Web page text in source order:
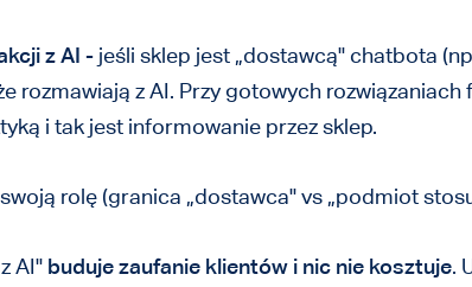
z AI - jeśli sklep jest „dostawcą" chatbota
rozmawiają z AI. Przy gotowych
i tak jest informowanie przez sklep.
rolę (granica „dostawca" vs „podmiot
AI" buduje zaufanie klientów i nic nie kosztuje.